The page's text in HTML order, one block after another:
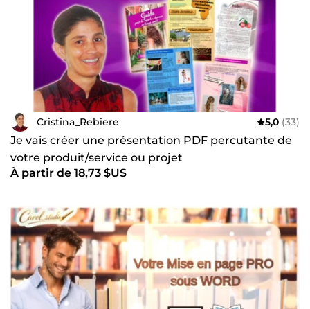
Cristina_Rebiere 5,0 (33)
Je vais créer une présentation PDF percutante de
votre produit/service ou projet
À partir de 18,73 $US